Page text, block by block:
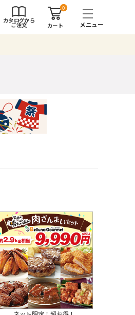
カタログから
ご注文
0
カート